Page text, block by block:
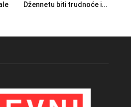
Džennetu biti trudnoće i...